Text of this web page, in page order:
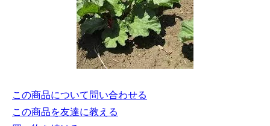
この商品について問い合わせる
この商品を友達に教える